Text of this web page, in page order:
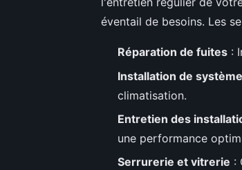
éventail de besoins. Les
Réparation de fuites :
Installation de
climatisation.
Entretien des
une performance
Serrurerie et vitrerie :